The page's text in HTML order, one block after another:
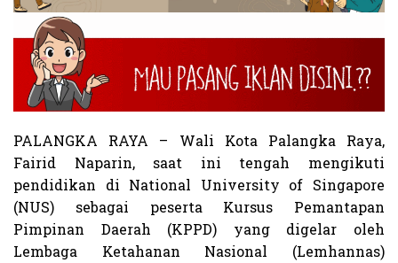
PALANGKA RAYA – Wali Kota Palangka Raya,
Fairid Naparin, saat ini tengah mengikuti
pendidikan di National University of Singapore
(NUS) sebagai peserta Kursus Pemantapan
Pimpinan Daerah (KPPD) yang digelar oleh
Lembaga Ketahanan Nasional (Lemhannas)